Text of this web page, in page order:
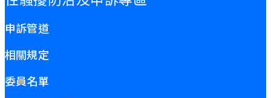
申訴管道
相關規定
委員名單